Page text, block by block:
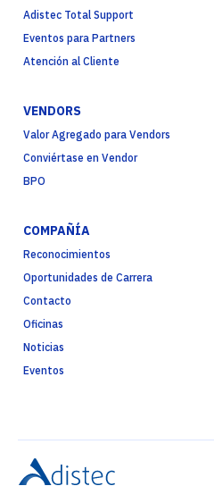
Adistec Total Support
Eventos para Partners
Atención al Cliente
VENDORS
Valor Agregado para Vendors
Conviértase en Vendor
BPO
COMPAÑÍA
Reconocimientos
Oportunidades de Carrera
Contacto
Oficinas
Noticias
Eventos